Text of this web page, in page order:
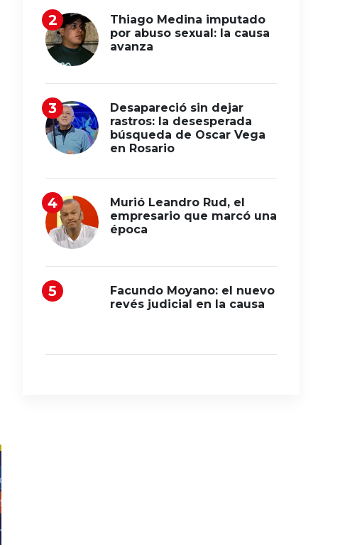
Thiago Medina imputado
por abuso sexual: la causa
avanza
Desapareció sin dejar
rastros: la desesperada
búsqueda de Oscar Vega
en Rosario
Murió Leandro Rud, el
empresario que marcó una
época
Facundo Moyano: el nuevo
revés judicial en la causa